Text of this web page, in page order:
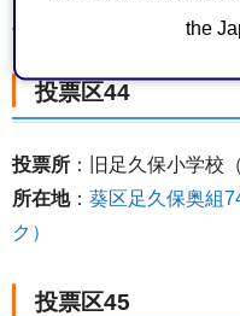
the
葵区松野598番
投票区44
投票所 ：旧足久保小学校
所在地： 葵区足久保奥組
ク）
投票区45